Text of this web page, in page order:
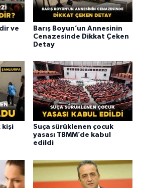
ve
Barış Boyun’un Annesinin
Cenazesinde Dikkat Çeken
Detay
kişi
Suça sürüklenen çocuk
yasası TBMM’de kabul
edildi